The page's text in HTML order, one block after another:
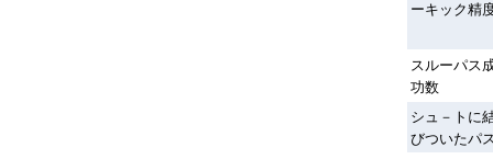
ーキック精
スルーパス
功数
シュ－トに
びついたパ